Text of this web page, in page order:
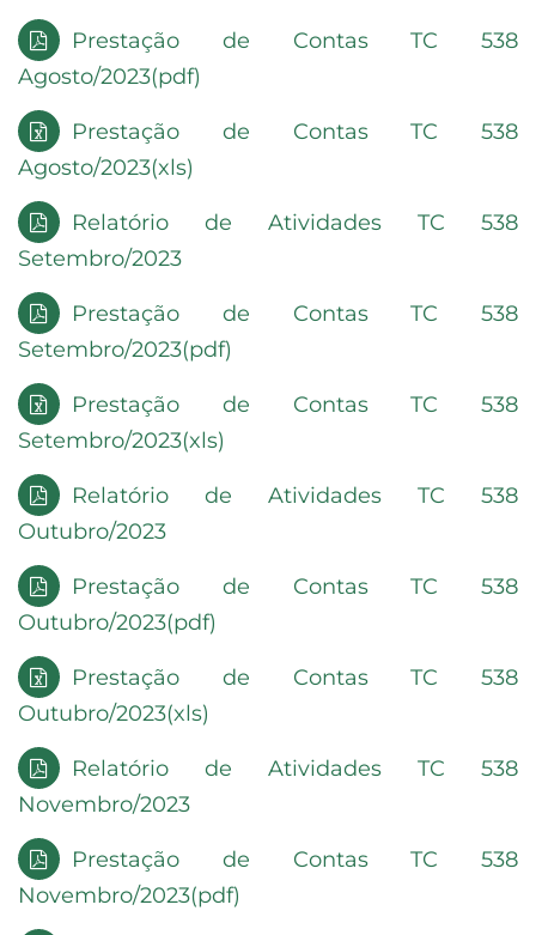
Prestação de Contas TC 538
Agosto/2023(pdf)
Prestação de Contas TC 538
Agosto/2023(xls)
Relatório de Atividades TC 538
Setembro/2023
Prestação de Contas TC 538
Setembro/2023(pdf)
Prestação de Contas TC 538
Setembro/2023(xls)
Relatório de Atividades TC 538
Outubro/2023
Prestação de Contas TC 538
Outubro/2023(pdf)
Prestação de Contas TC 538
Outubro/2023(xls)
Relatório de Atividades TC 538
Novembro/2023
Prestação de Contas TC 538
Novembro/2023(pdf)